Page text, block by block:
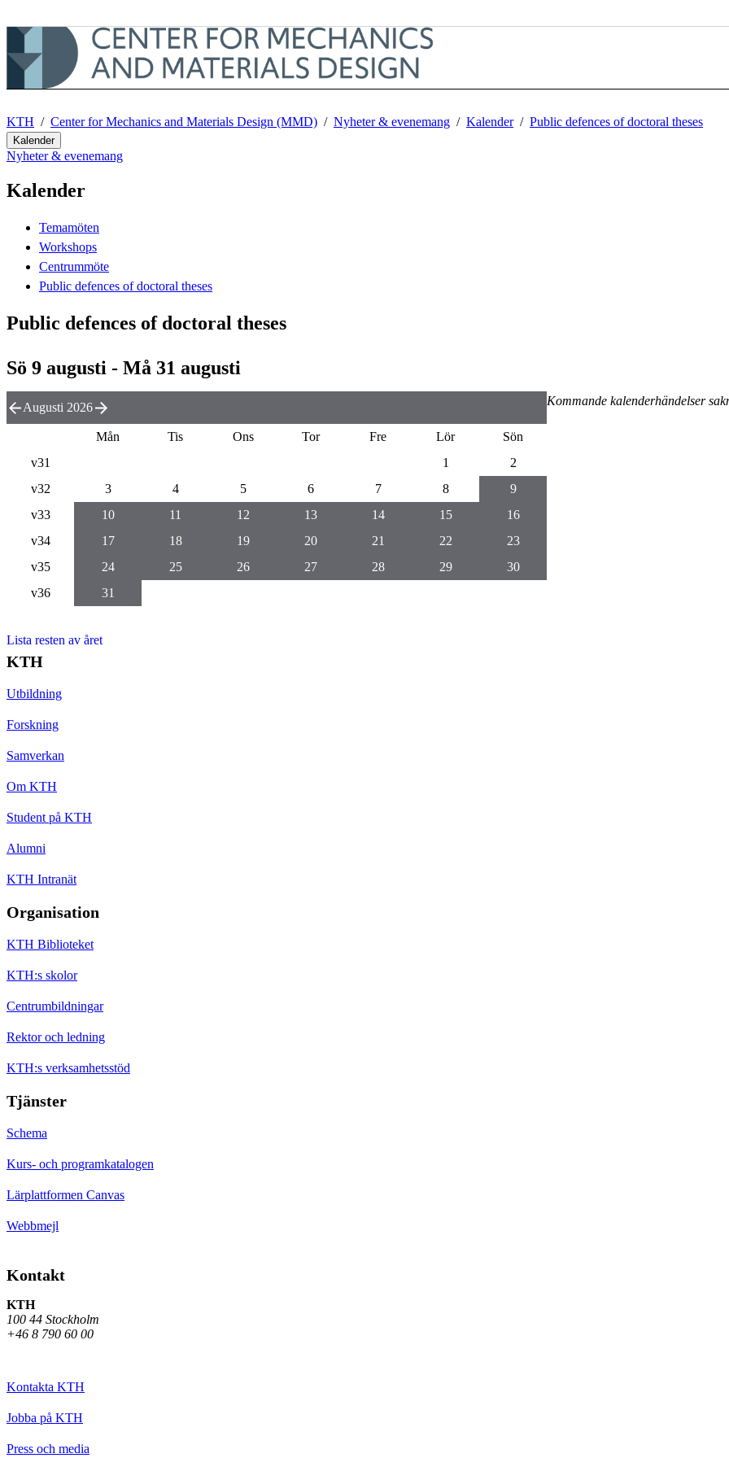
KTH Center for Mechanics and Materials Design (MMD) Nyheter & evenemang Kalender Public defences of doctoral theses
Kalender
Nyheter & evenemang
Kalender
Temamöten
Workshops
Centrummöte
Public defences of doctoral theses
Public defences of doctoral theses
Sö 9 augusti - Må 31 augusti
Kommande kalenderhändelser
Augusti 2026
Mån Tis Ons Tor Fre Lör
Sön
v31
1
2
v32
3 4 5 6 7 8
9
v33
10 11 12 13 14 15
16
v34
17 18 19 20 21 22
23
v35
24 25 26 27 28 29
30
v36
31
Lista resten av året
KTH
Utbildning
Forskning
Samverkan
Om KTH
Student på KTH
Alumni
KTH Intranät
Organisation
KTH Biblioteket
KTH:s skolor
Centrumbildningar
Rektor och ledning
KTH:s verksamhetsstöd
Tjänster
Schema
Kurs- och programkatalogen
Lärplattformen Canvas
Webbmejl
Kontakt
KTH
100 44 Stockholm
+46 8 790 60 00
Kontakta KTH
Jobba på KTH
Press och media